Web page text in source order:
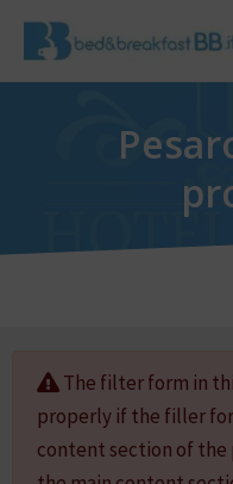
The filter form in
properly if the filler
content section of the